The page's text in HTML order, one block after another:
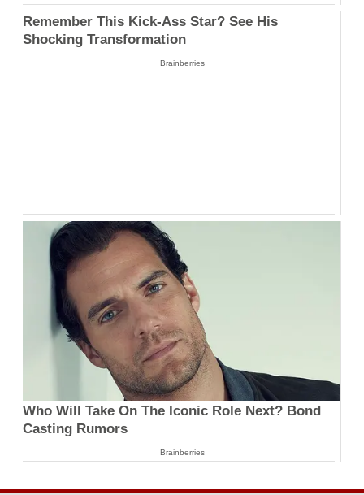
Remember This Kick-Ass Star? See His
Shocking Transformation
Brainberries
Who Will Take On The Iconic Role Next? Bond
Casting Rumors
Brainberries